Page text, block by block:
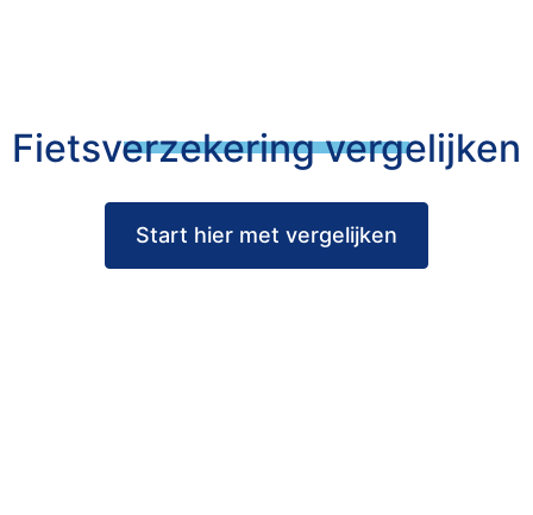
Fietsverzekering vergelijken
Start hier met vergelijken